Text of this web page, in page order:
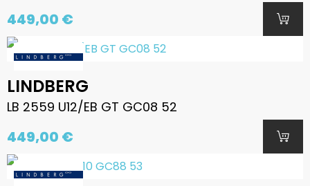
449,00 €
LINDBERG
LB 2559 U12/EB GT GC08 52
449,00 €